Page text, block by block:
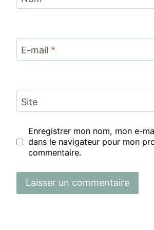
E-mail *
Site
Enregistrer mon nom, mon e-
dans le navigateur pour mon
commentaire.